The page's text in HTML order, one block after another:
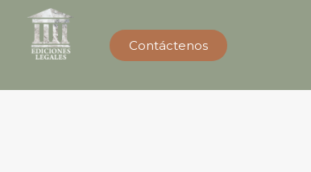
Contáctenos